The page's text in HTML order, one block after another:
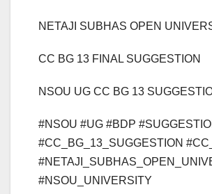
NETAJI SUBHAS OPEN
CC BG 13 FINAL SUGGESTION
NSOU UG CC BG 13
#NSOU #UG #BDP
#CC_BG_13_SUGGESTION
#NSOU_UNIVERSITY